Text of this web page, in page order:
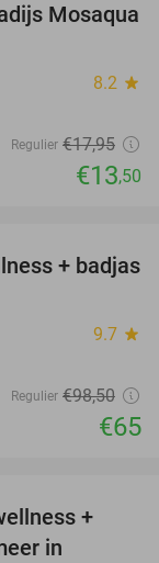
25%
Mosaqua
8.2 star
Regulier €17,95
€13,50
34%
+ badjas
9.7 star
Regulier €98,50
€65
33%
+
in